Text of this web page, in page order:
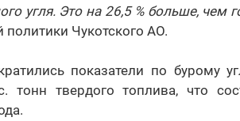
угля. Это на 26,5 % больше, чем
Чукотского АО.
показатели по бурому
тонн твердого топлива, что